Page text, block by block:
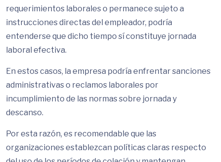
requerimientos laborales o permanece sujeto a
instrucciones directas del empleador, podría
entenderse que dicho tiempo sí constituye jornada
laboral efectiva.
En estos casos, la empresa podría enfrentar sanciones
administrativas o reclamos laborales por
incumplimiento de las normas sobre jornada y
descanso.
Por esta razón, es recomendable que las
organizaciones establezcan políticas claras respecto